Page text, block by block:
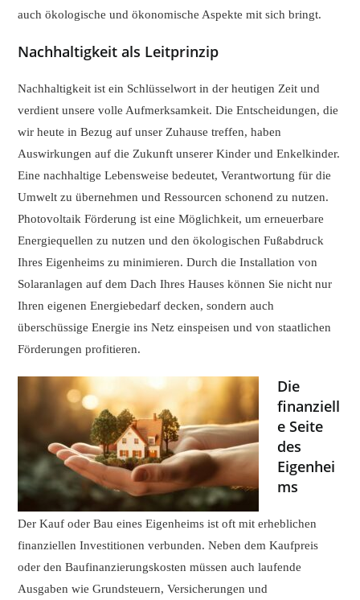
auch ökologische und ökonomische Aspekte mit sich bringt.
Nachhaltigkeit als Leitprinzip
Nachhaltigkeit ist ein Schlüsselwort in der heutigen Zeit und
verdient unsere volle Aufmerksamkeit. Die Entscheidungen, die
wir heute in Bezug auf unser Zuhause treffen, haben
Auswirkungen auf die Zukunft unserer Kinder und Enkelkinder.
Eine nachhaltige Lebensweise bedeutet, Verantwortung für die
Umwelt zu übernehmen und Ressourcen schonend zu nutzen.
Photovoltaik Förderung ist eine Möglichkeit, um erneuerbare
Energiequellen zu nutzen und den ökologischen Fußabdruck
Ihres Eigenheims zu minimieren. Durch die Installation von
Solaranlagen auf dem Dach Ihres Hauses können Sie nicht nur
Ihren eigenen Energiebedarf decken, sondern auch
überschüssige Energie ins Netz einspeisen und von staatlichen
Förderungen profitieren.
Die
finanziell
e Seite
des
Eigenhei
ms
Der Kauf oder Bau eines Eigenheims ist oft mit erheblichen
finanziellen Investitionen verbunden. Neben dem Kaufpreis
oder den Baufinanzierungskosten müssen auch laufende
Ausgaben wie Grundsteuern, Versicherungen und